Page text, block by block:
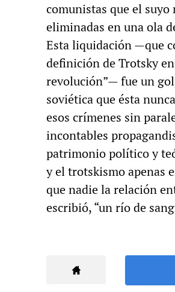
comunistas que el
eliminadas en una ola
Esta liquidación —que
definición de Trotsky
revolución”— fue un
soviética que ésta
esos crímenes sin
incontables
patrimonio político y
y el trotskismo apenas
que nadie la relación
escribió, “un río de